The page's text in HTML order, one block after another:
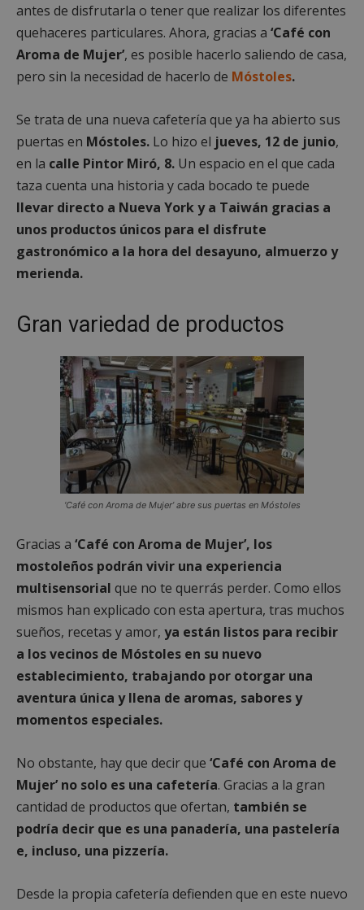
antes de disfrutarla o tener que realizar los diferentes
quehaceres particulares. Ahora, gracias a ‘Café con
Aroma de Mujer’, es posible hacerlo saliendo de casa,
pero sin la necesidad de hacerlo de Móstoles.
Se trata de una nueva cafetería que ya ha abierto sus
puertas en Móstoles. Lo hizo el jueves, 12 de junio,
en la calle Pintor Miró, 8. Un espacio en el que cada
taza cuenta una historia y cada bocado te puede
llevar directo a Nueva York y a Taiwán gracias a
unos productos únicos para el disfrute
gastronómico a la hora del desayuno, almuerzo y
merienda.
Gran variedad de productos
‘Café con Aroma de Mujer’ abre sus puertas en Móstoles
Gracias a ‘Café con Aroma de Mujer’, los
mostoleños podrán vivir una experiencia
multisensorial que no te querrás perder. Como ellos
mismos han explicado con esta apertura, tras muchos
sueños, recetas y amor, ya están listos para recibir
a los vecinos de Móstoles en su nuevo
establecimiento, trabajando por otorgar una
aventura única y llena de aromas, sabores y
momentos especiales.
No obstante, hay que decir que ‘Café con Aroma de
Mujer’ no solo es una cafetería. Gracias a la gran
cantidad de productos que ofertan, también se
podría decir que es una panadería, una pastelería
e, incluso, una pizzería.
Desde la propia cafetería defienden que en este nuevo